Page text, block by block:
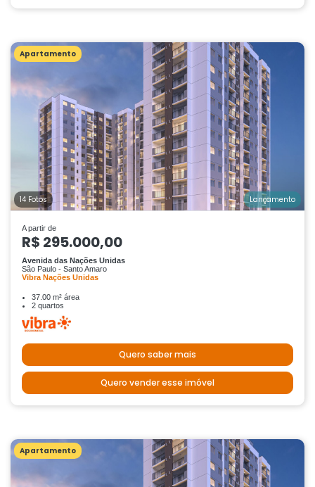
Apartamento
14 Fotos Lançamento
A partir de
R$ 295.000,00
Avenida das Nações Unidas
São Paulo - Santo Amaro
Vibra Nações Unidas
37.00 m² área
2 quartos
Quero saber mais
Quero vender esse imóvel
Apartamento